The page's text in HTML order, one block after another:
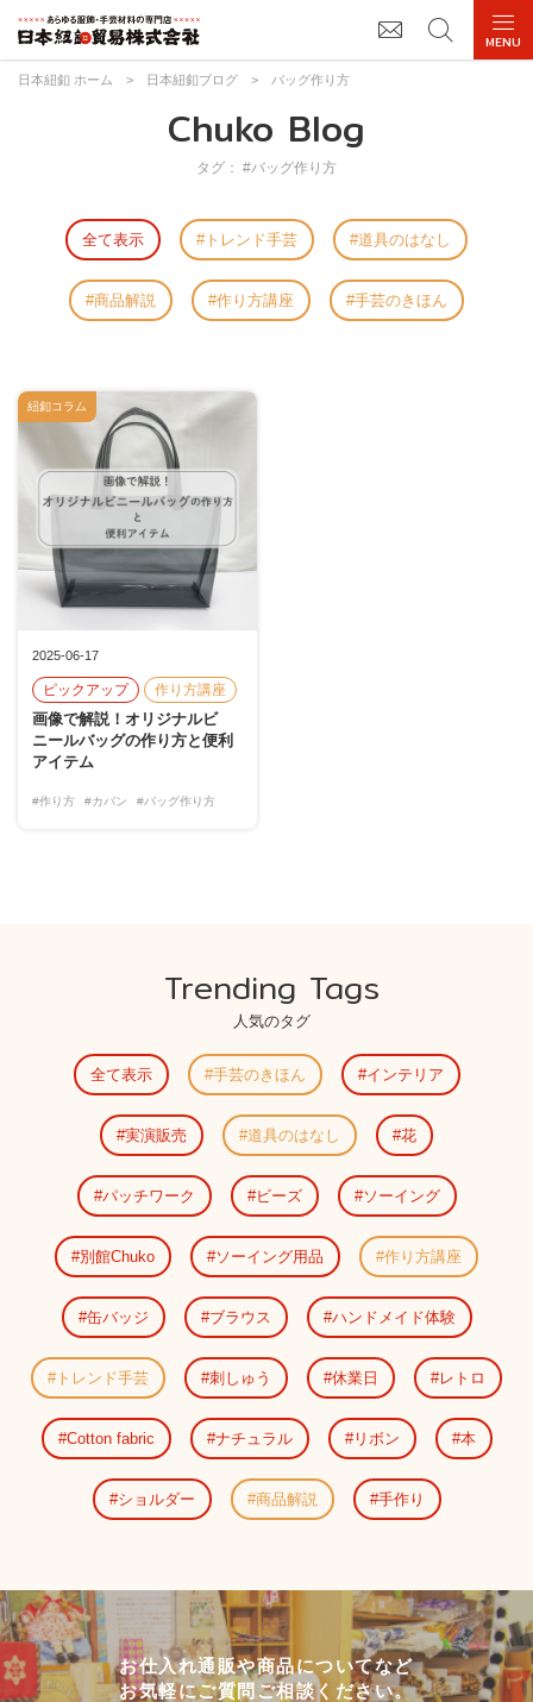
日本紐釦 ホーム > 日本紐釦ブログ > バッグ作り方
Chuko Blog
タグ： #バッグ作り方
全て表示 トレンド手芸 道具のはなし
商品解説 作り方講座 手芸のきほん
2025-06-17
ピックアップ 作り方講座
画像で解説！オリジナルビ
ニールバッグの作り方と便利
アイテム
#作り方 #カバン #バッグ作り方
紐釦コラム
Trending Tags
人気のタグ
全て表示 手芸のきほん インテリア
実演販売 道具のはなし 花
パッチワーク ビーズ ソーイング
別館Chuko ソーイング用品 作り方講座
缶バッジ ブラウス ハンドメイド体験
トレンド手芸 刺しゅう 休業日 レトロ
Cotton fabric ナチュラル リボン 本
ショルダー 商品解説 手作り
お仕入れ通販や商品についてなど
お気軽にご質問ご相談ください。